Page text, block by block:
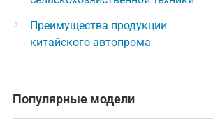
Преимущества продукции
китайского автопрома
Популярные модели